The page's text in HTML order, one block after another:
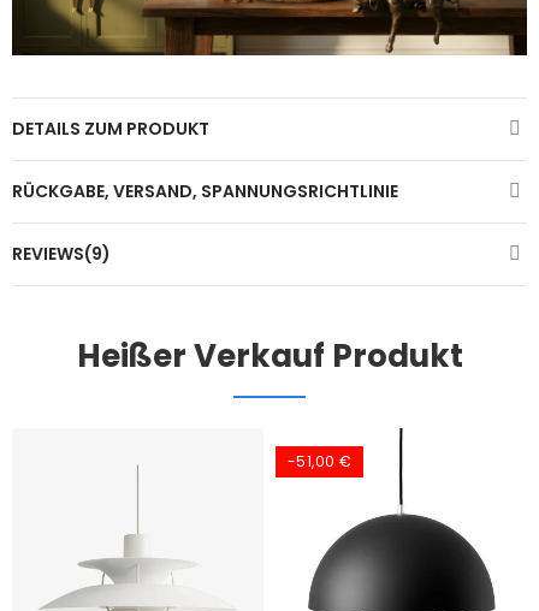
DETAILS ZUM PRODUKT
RÜCKGABE, VERSAND, SPANNUNGSRICHTLINIE
REVIEWS(9)
Heißer Verkauf Produkt
-51,00 €